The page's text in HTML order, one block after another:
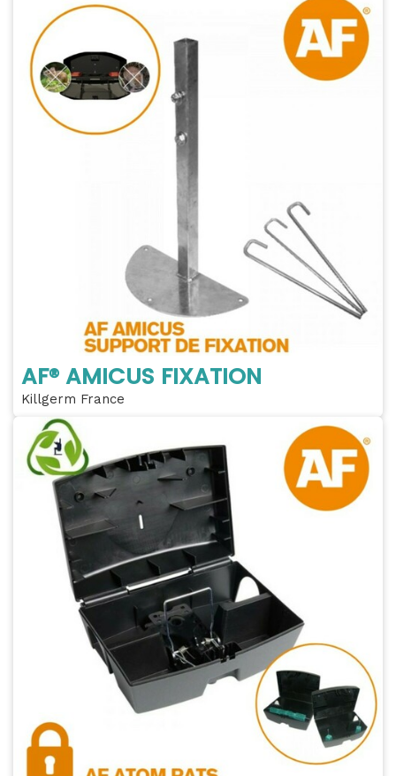
AF® AMICUS FIXATION
Killgerm France